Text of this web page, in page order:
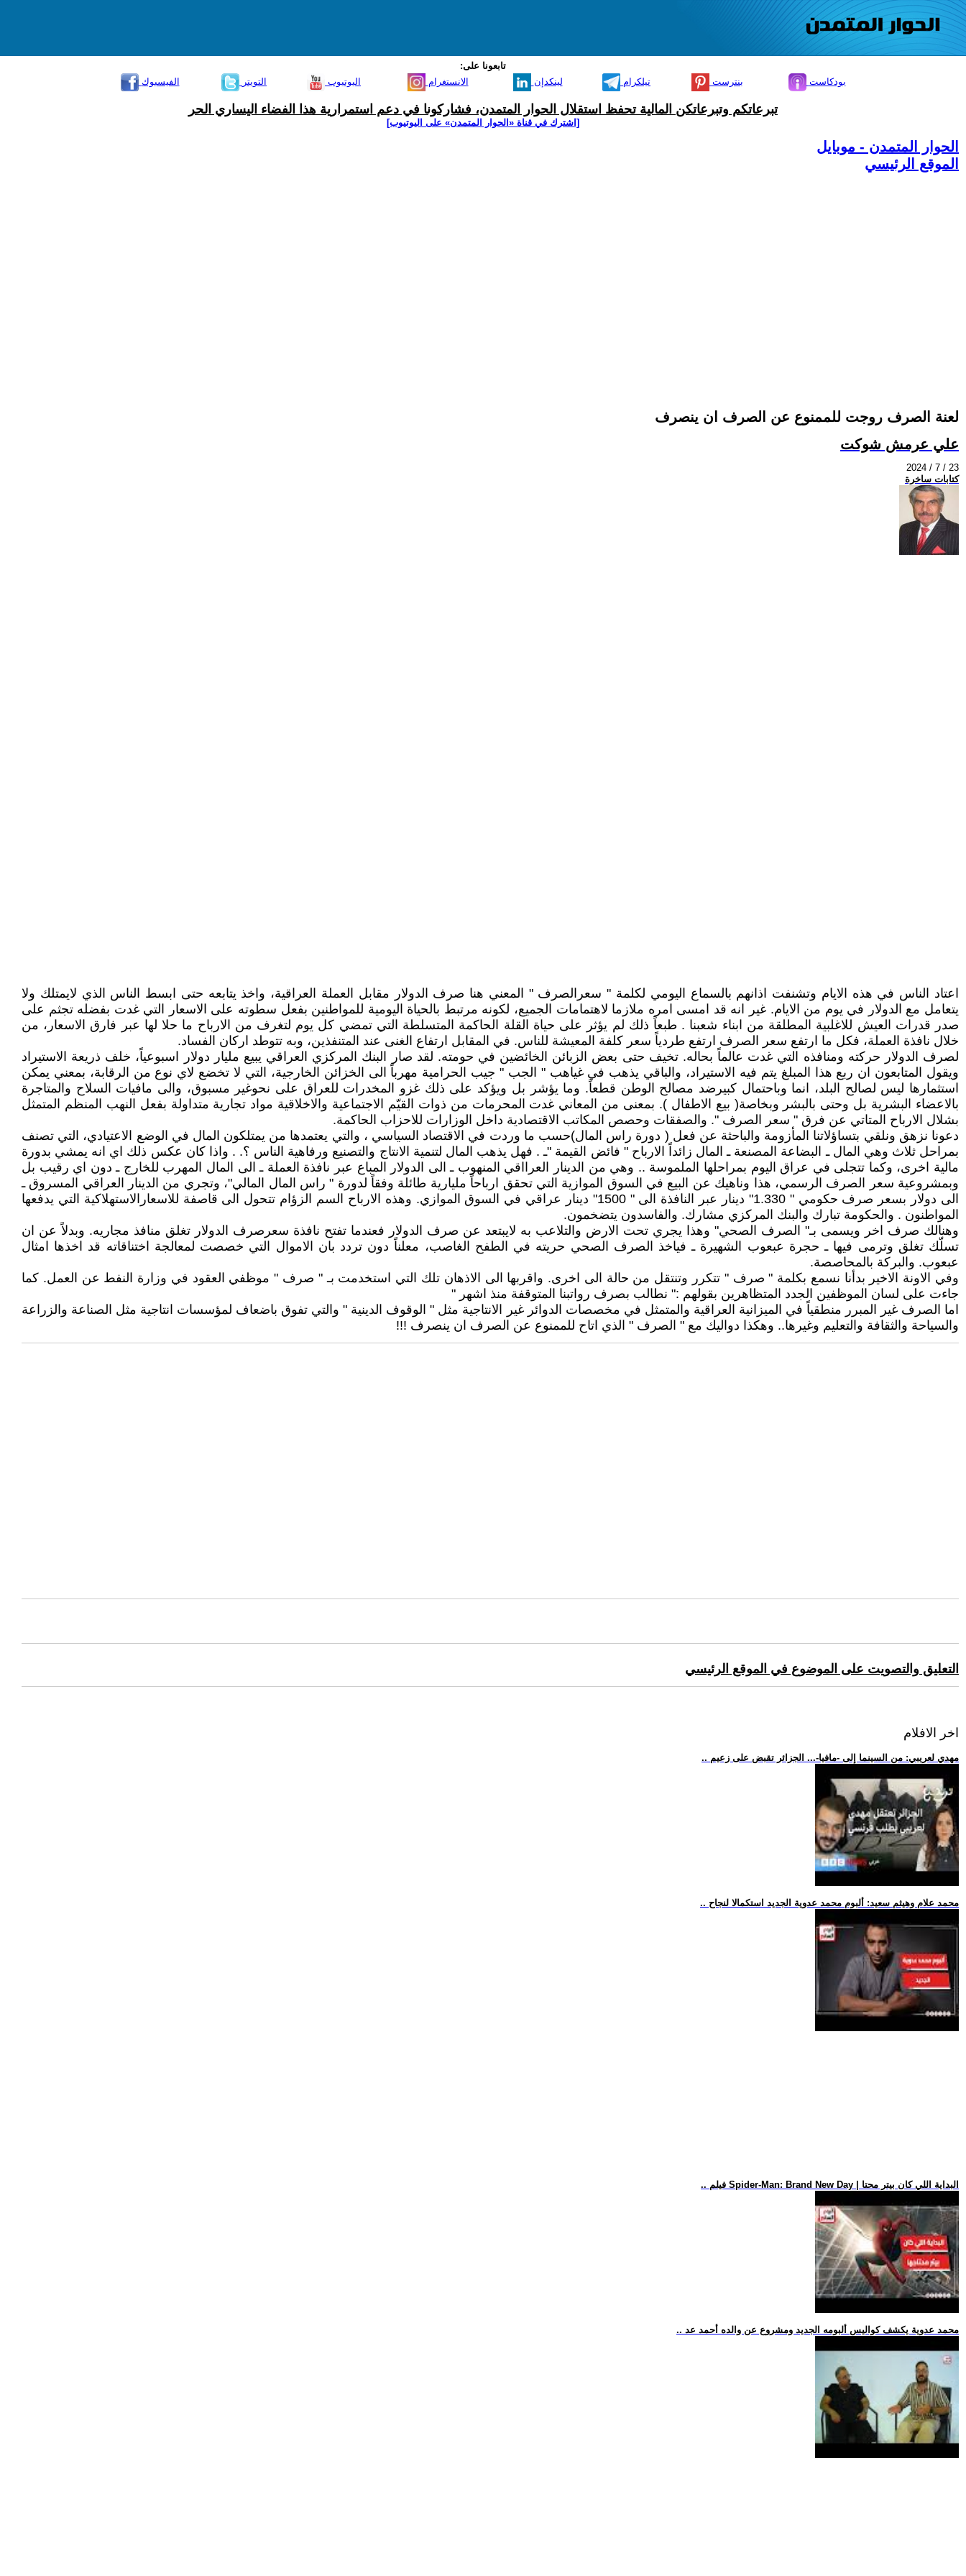
تابعونا على:
الفيسبوك
التويتر اليوتيوب الانستغرام لينكدإن تيلكرام بنترست بودكاست
تبرعاتكم وتبرعاتكن المالية تحفظ استقلال الحوار المتمدن، فشاركونا في دعم استمرارية هذا الفضاء اليساري الحر
[اشترك في قناة ‫«الحوار المتمدن» على اليوتيوب]
الحوار المتمدن - موبايل
الموقع الرئيسي
لعنة الصرف روجت للممنوع عن الصرف ان ينصرف
علي عرمش شوكت
2024 / 7 / 23
كتابات ساخرة
اعتاد الناس في هذه الايام وتشنفت اذانهم بالسماع اليومي لكلمة " سعرالصرف " المعني هنا صرف الدولار مقابل العملة العراقية، واخذ يتابعه حتى ابسط الناس الذي لايمتلك ولا
يتعامل مع الدولار في يوم من الايام. غير انه قد امسى امره ملازما لاهتمامات الجميع، لكونه مرتبط بالحياة اليومية للمواطنين بفعل سطوته على الاسعار التي غدت بفضله تجثم على
صدر قدرات العيش للاغلبية المطلقة من ابناء شعبنا . طبعاً ذلك لم يؤثر على حياة القلة الحاكمة المتسلطة التي تمضي كل يوم لتغرف من الارباح ما حلا لها عبر فارق الاسعار، من
خلال نافذة العملة، فكل ما ارتفع سعر الصرف ارتفع طردياً سعر كلفة المعيشة للناس. في المقابل ارتفاع الغنى عند المتنفذين، وبه تتوطد اركان الفساد.
لصرف الدولار حركته ومنافذه التي غدت عالماً بحاله. تخيف حتى بعض الزبائن الخائضين في حومته. لقد صار البنك المركزي العراقي يبيع مليار دولار اسبوعياً، خلف ذريعة الاستيراد
ويقول المتابعون ان ربع هذا المبلغ يتم فيه الاستيراد، والباقي يذهب في غياهب " الجب " جيب الحرامية مهرباً الى الخزائن الخارجية، التي لا تخضع لاي نوع من الرقابة، بمعني يمكن
استثمارها ليس لصالح البلد، انما وباحتمال كبيرضد مصالح الوطن قطعاً. وما يؤشر بل ويؤكد على ذلك غزو المخدرات للعراق على نحوغير مسبوق، والى مافيات السلاح والمتاجرة
بالاعضاء البشرية بل وحتى بالبشر وبخاصة( بيع الاطفال ). بمعنى من المعاني غدت المحرمات من ذوات القيّم الاجتماعية والاخلاقية مواد تجارية متداولة بفعل النهب المنظم المتمثل
بشلال الارباح المتاتي عن فرق " سعر الصرف ". والصفقات وحصص المكاتب الاقتصادية داخل الوزارات للاحزاب الحاكمة.
دعونا نزهق ونلقي بتساؤلاتنا المأزومة والباحثة عن فعل ( دورة راس المال)حسب ما وردت في الاقتصاد السياسي ، والتي يعتمدها من يمتلكون المال في الوضع الاعتيادي، التي تصنف
بمراحل ثلاث وهي المال ـ البضاعة المصنعة ـ المال زائداً الارباح " فائض القيمة "ـ . فهل يذهب المال لتنمية الانتاج والتصنيع ورفاهية الناس ؟. . واذا كان عكس ذلك اي انه يمشي بدورة
مالية اخرى، وكما تتجلى في عراق اليوم بمراحلها الملموسة .. وهي من الدينار العرااقي المنهوب ـ الى الدولار المباع عبر نافذة العملة ـ الى المال المهرب للخارج ـ دون اي رقيب بل
وبمشروعية سعر الصرف الرسمي، هذا وناهيك عن البيع في السوق الموازية التي تحقق ارباحاً مليارية طائلة وفقاً لدورة " راس المال المالي"، وتجري من الدينار العراقي المسروق ـ
الى دولار بسعر صرف حكومي " 1.330" دينار عبر النافذة الى " 1500" دينار عراقي في السوق الموازي. وهذه الارباح السم الزؤام تتحول الى قاصفة للاسعارالاستهلاكية التي يدفعها
المواطنون . والحكومة تبارك والبنك المركزي مشارك. والفاسدون يتضخمون.
وهنالك صرف اخر ويسمى بـ" الصرف الصحي" وهذا يجري تحت الارض والتلاعب به لايبتعد عن صرف الدولار فعندما تفتح نافذة سعرصرف الدولار تغلق منافذ مجاريه. وبدلاً عن ان
تسلّك تغلق وترمى فيها ـ حجرة عبعوب الشهيرة ـ فياخذ الصرف الصحي حريته في الطفح الغاصب، معلناً دون تردد بان الاموال التي خصصت لمعالجة اختناقاته قد اخذها امثال
عبعوب. والبركة بالمحاصصة.
وفي الاونة الاخير بدأنا نسمع بكلمة " صرف " تتكرر وتنتقل من حالة الى اخرى. واقربها الى الاذهان تلك التي استخدمت بـ " صرف " موظفي العقود في وزارة النفط عن العمل. كما
جاءت على لسان الموظفين الجدد المتظاهرين بقولهم :" نطالب بصرف رواتبنا المتوقفة منذ اشهر "
اما الصرف غير المبرر منطقياً في الميزانية العراقية والمتمثل في مخصصات الدوائر غير الانتاجية مثل " الوقوف الدينية " والتي تفوق باضعاف لمؤسسات انتاجية مثل الصناعة والزراعة
والسياحة والثقافة والتعليم وغيرها.. وهكذا دواليك مع " الصرف " الذي اتاح للممنوع عن الصرف ان ينصرف !!!
التعليق والتصويت على الموضوع في الموقع الرئيسي
اخر الافلام
.. مهدي لعريبي: من السينما إلى -مافيا-... الجزائر تقبض على زعيم
.. محمد علام وهيثم سعيد: ألبوم محمد عدوية الجديد استكمالا لنجاح
.. فيلم Spider-Man: Brand New Day | البداية اللي كان بيتر محتا
.. محمد عدوية يكشف كواليس ألبومه الجديد ومشروع عن والده أحمد عد